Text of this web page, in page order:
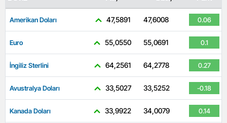
Amerikan Doları 47,5891 47,6008 0.06
Euro 55,0550 55,0691 0.1
İngiliz Sterlini 64,2561 64,2778 0.27
Avustralya Doları 33,5027 33,5252 -0.18
Kanada Doları 33,9922 34,0079 0.14